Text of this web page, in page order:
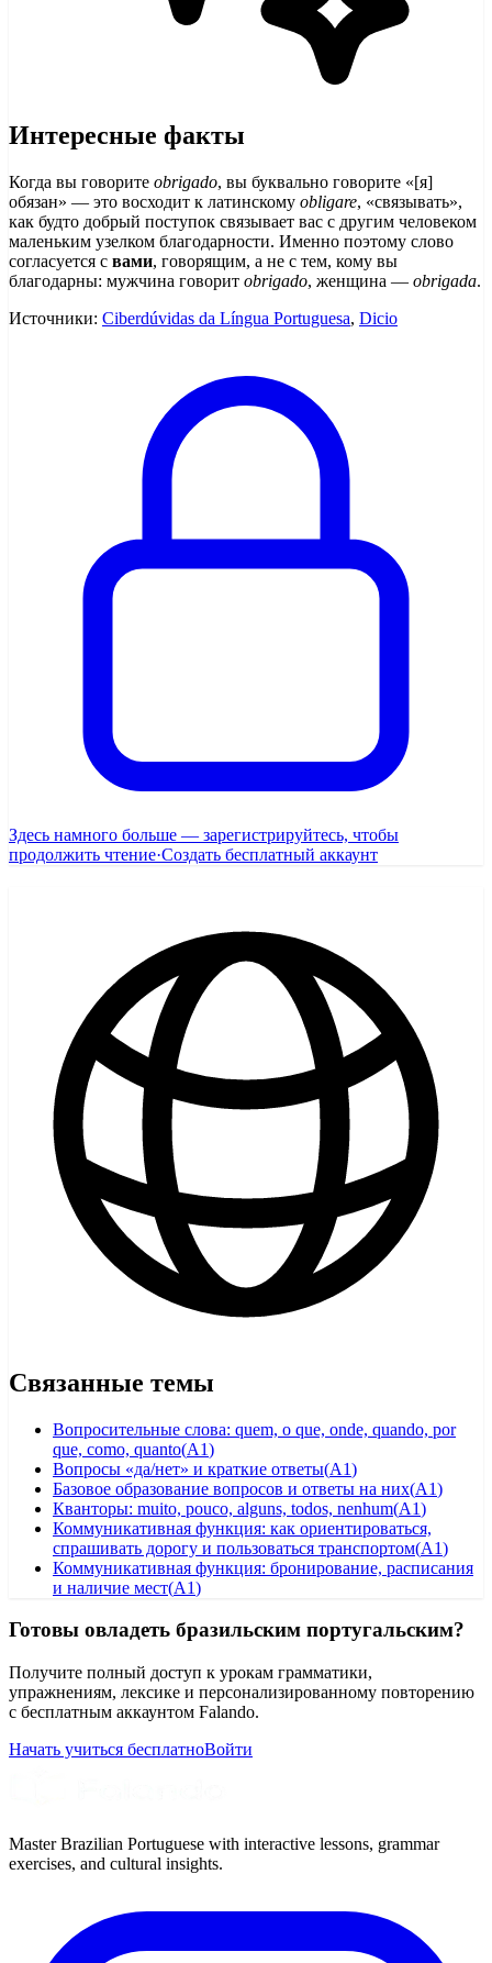
Интересные факты
Когда вы говорите obrigado, вы буквально говорите «[я]
обязан» — это восходит к латинскому obligare, «связывать»,
как будто добрый поступок связывает вас с другим человеком
маленьким узелком благодарности. Именно поэтому слово
согласуется с вами, говорящим, а не с тем, кому вы
благодарны: мужчина говорит obrigado, женщина — obrigada.
Источники: Ciberdúvidas da Língua Portuguesa, Dicio
Здесь намного больше — зарегистрируйтесь, чтобы
продолжить чтение·Создать бесплатный аккаунт
Связанные темы
Вопросительные слова: quem, o que, onde, quando, por
que, como, quanto(A1)
Вопросы «да/нет» и краткие ответы(A1)
Базовое образование вопросов и ответы на них(A1)
Кванторы: muito, pouco, alguns, todos, nenhum(A1)
Коммуникативная функция: как ориентироваться,
спрашивать дорогу и пользоваться транспортом(A1)
Коммуникативная функция: бронирование, расписания
и наличие мест(A1)
Готовы овладеть бразильским португальским?
Получите полный доступ к урокам грамматики,
упражнениям, лексике и персонализированному повторению
с бесплатным аккаунтом Falando.
Начать учиться бесплатноВойти
Master Brazilian Portuguese with interactive lessons, grammar
exercises, and cultural insights.